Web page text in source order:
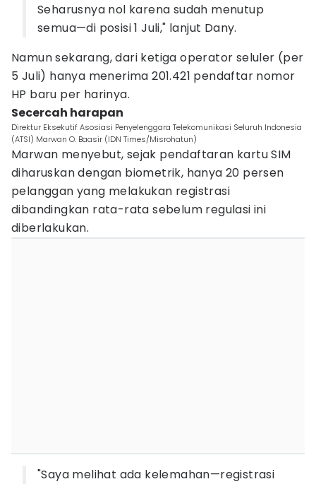
Seharusnya nol karena sudah menutup
semua—di posisi 1 Juli," lanjut Dany.
Namun sekarang, dari ketiga operator seluler (per
5 Juli) hanya menerima 201.421 pendaftar nomor
HP baru per harinya.
Secercah harapan
Direktur Eksekutif Asosiasi Penyelenggara Telekomunikasi Seluruh Indonesia
(ATSI) Marwan O. Baasir (IDN Times/Misrohatun)
Marwan menyebut, sejak pendaftaran kartu SIM
diharuskan dengan biometrik, hanya 20 persen
pelanggan yang melakukan registrasi
dibandingkan rata-rata sebelum regulasi ini
diberlakukan.
"Saya melihat ada kelemahan—registrasi